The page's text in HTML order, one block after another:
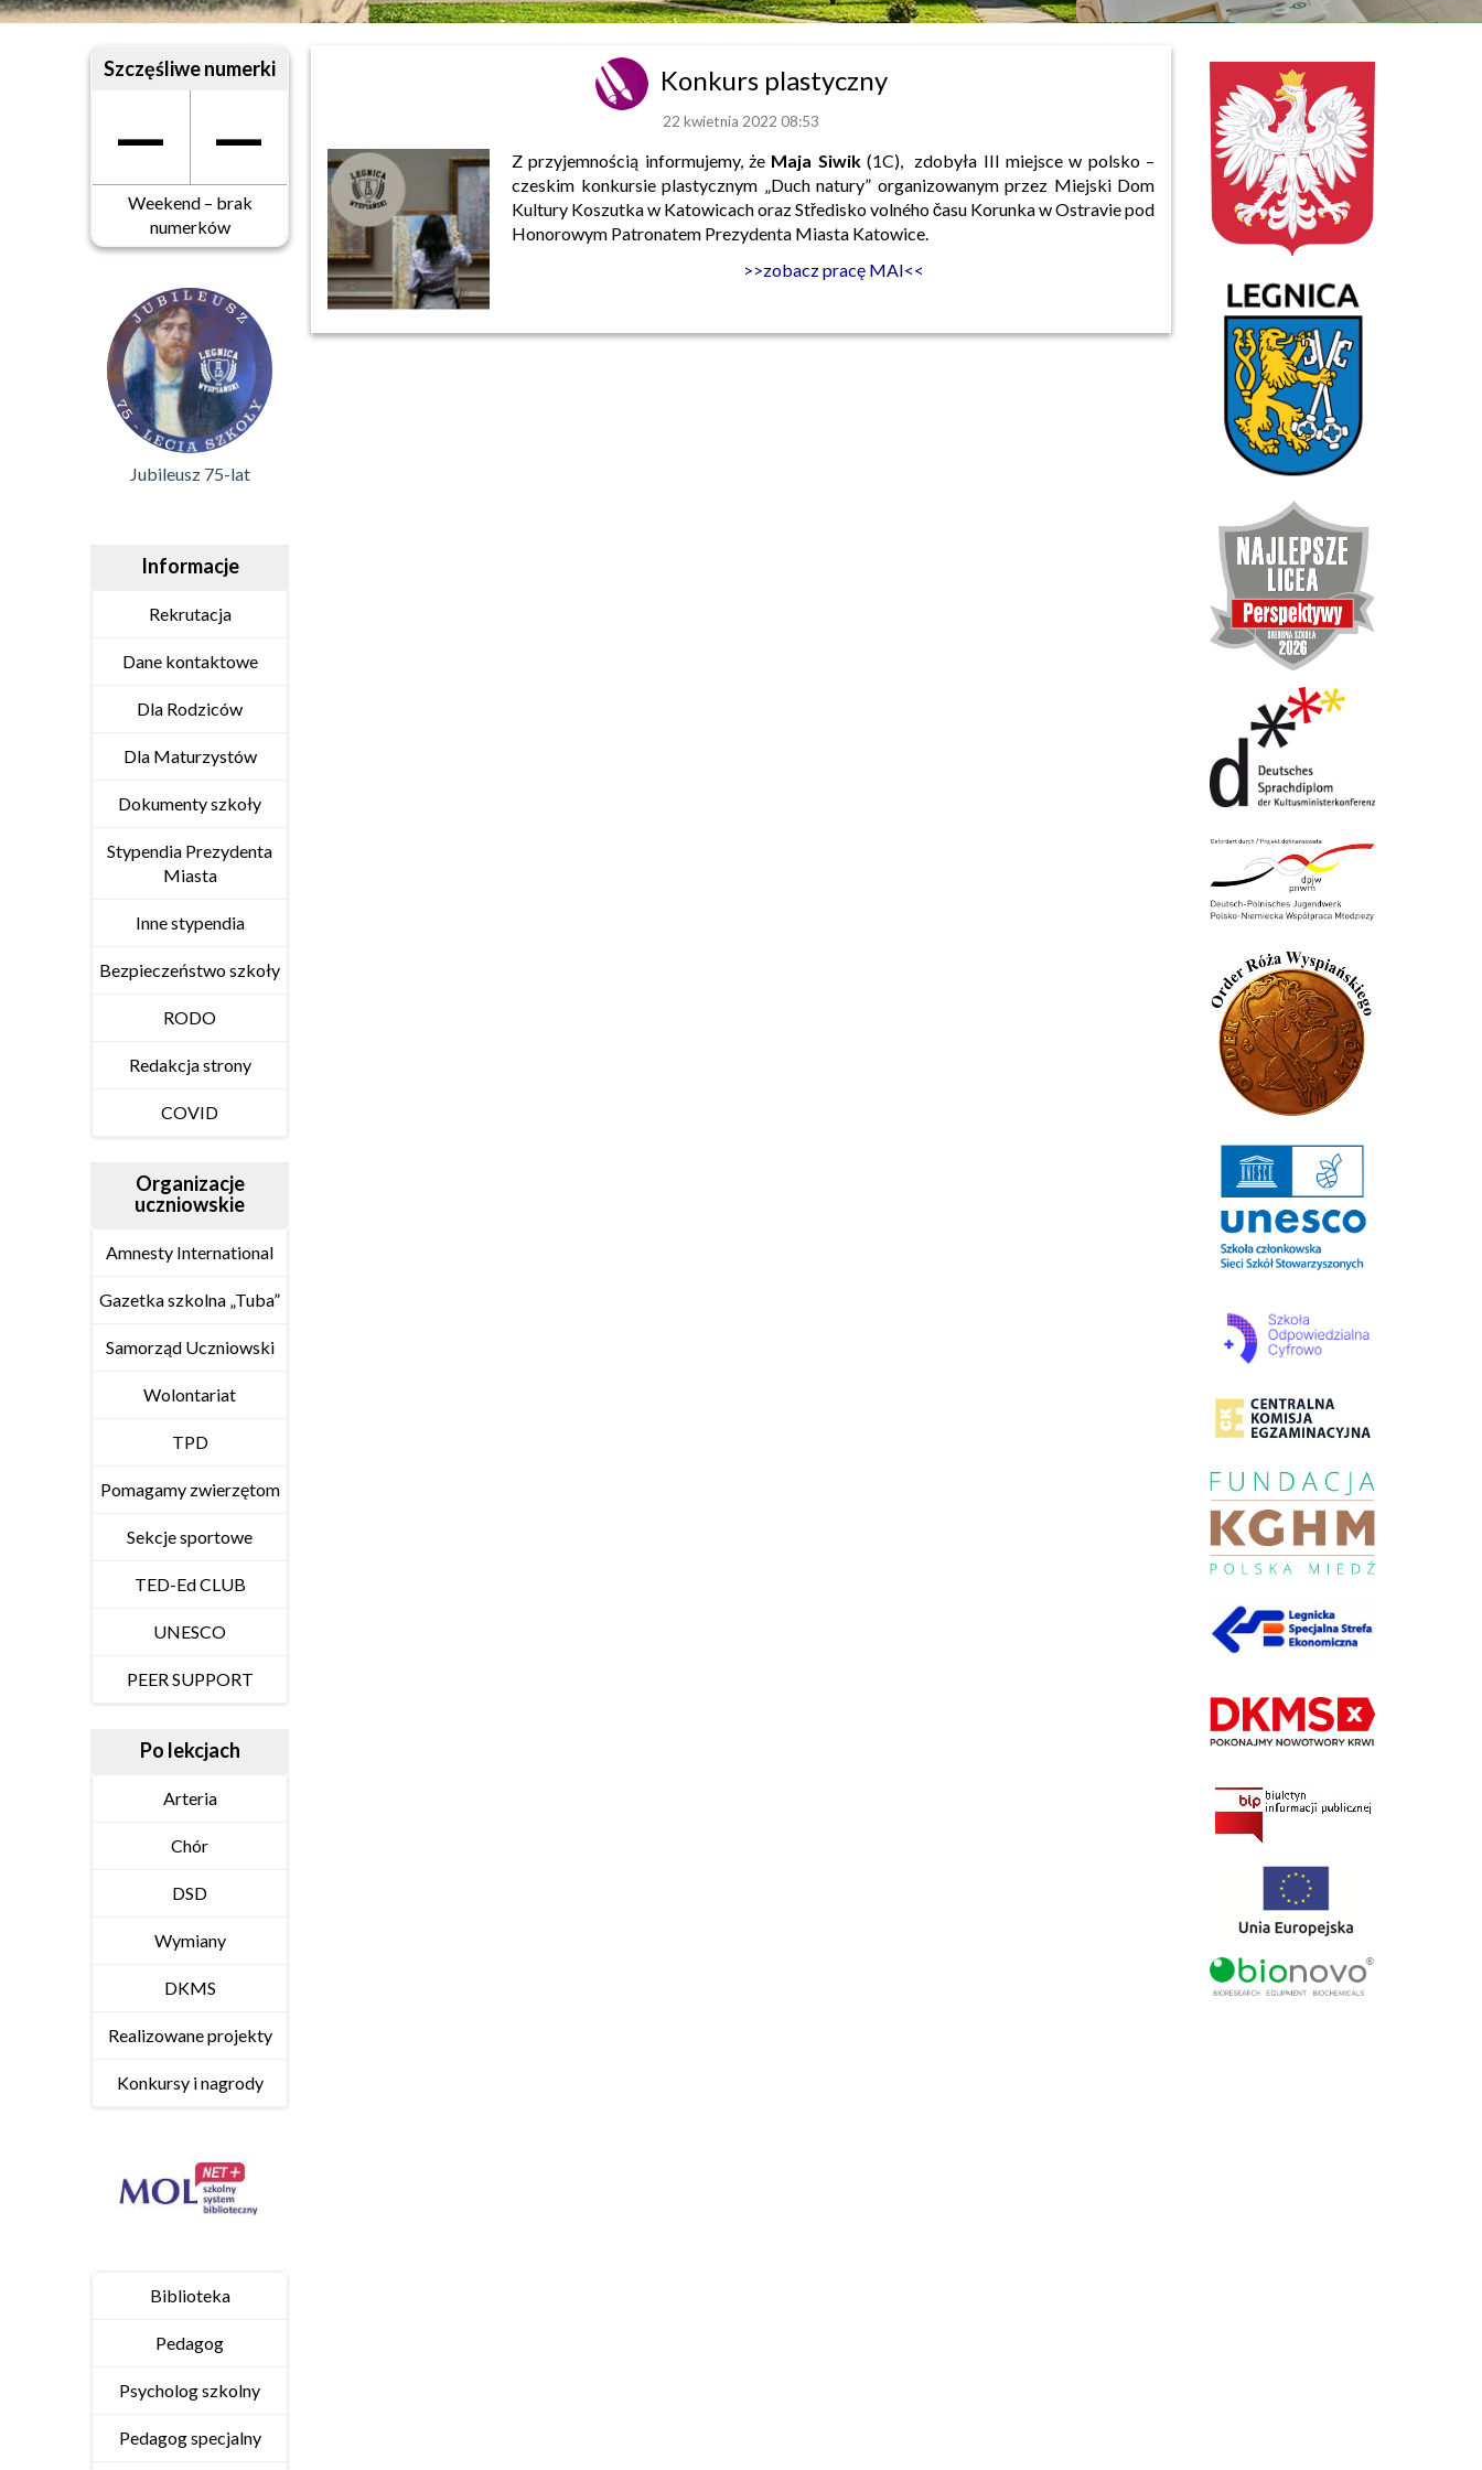
Szczęśliwe numerki
— —
Weekend – brak
numerków
Jubileusz 75-lat
Informacje
Rekrutacja
Dane kontaktowe
Dla Rodziców
Dla Maturzystów
Dokumenty szkoły
Stypendia Prezydenta
Miasta
Inne stypendia
Bezpieczeństwo szkoły
RODO
Redakcja strony
COVID
Organizacje
uczniowskie
Amnesty International
Gazetka szkolna „Tuba”
Samorząd Uczniowski
Wolontariat
TPD
Pomagamy zwierzętom
Sekcje sportowe
TED-Ed CLUB
UNESCO
PEER SUPPORT
Po lekcjach
Arteria
Chór
DSD
Wymiany
DKMS
Realizowane projekty
Konkursy i nagrody
Biblioteka
Pedagog
Psycholog szkolny
Pedagog specjalny
Konkurs plastyczny
22 kwietnia 2022 08:53
Z przyjemnością informujemy, że Maja Siwik(1C), zdobyła III miejsce w polsko –
czeskim konkursie plastycznym „Duch natury” organizowanym przez Miejski Dom
Kultury Koszutka w Katowicach oraz Středisko volného času Korunka w Ostravie pod
Honorowym Patronatem Prezydenta Miasta Katowice.
>>zobacz pracę MAI<<